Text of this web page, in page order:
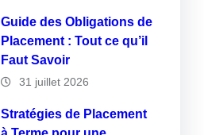
Guide des Obligations de
Placement : Tout ce qu’il
Faut Savoir
31 juillet 2026
Stratégies de Placement